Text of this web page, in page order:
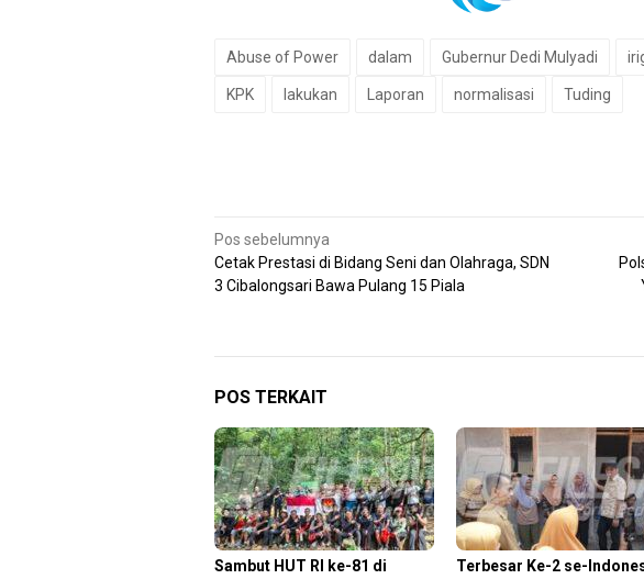
Abuse of Power dalam Gubernur Dedi Mulyadi
KPK lakukan Laporan normalisasi Tuding
Navigasi
pos
Pos sebelumnya
Cetak Prestasi di Bidang Seni dan Olahraga, SDN
3 Cibalongsari Bawa Pulang 15 Piala
POS TERKAIT
Sambut HUT RI ke-81 di
Terbesar Ke-2 se-